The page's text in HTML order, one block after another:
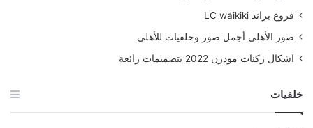
فروع براند LC waikiki
صور الأهلي أجمل صور وخلفيات للأهلي
اشكال ركنات مودرن 2022 بتصميمات رائعة
خلفيات